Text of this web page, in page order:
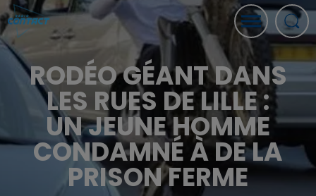
RODÉO GÉANT DANS
LES RUES DE LILLE :
UN JEUNE HOMME
CONDAMNÉ À DE LA
PRISON FERME